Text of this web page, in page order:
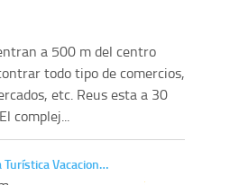
a 500 m del centro
todo tipo de comercios,
etc. Reus esta a 30
complej...
Turística Vacacion…